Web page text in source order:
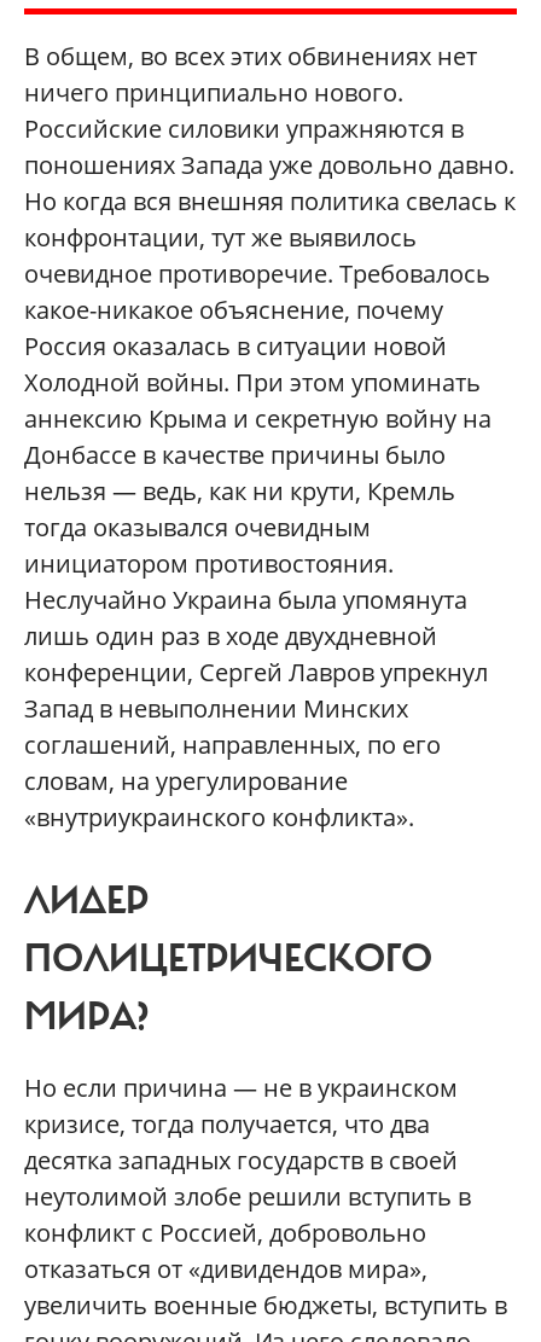
В общем, во всех этих обвинениях нет
ничего принципиально нового.
Российские силовики упражняются в
поношениях Запада уже довольно давно.
Но когда вся внешняя политика свелась к
конфронтации, тут же выявилось
очевидное противоречие. Требовалось
какое-никакое объяснение, почему
Россия оказалась в ситуации новой
Холодной войны. При этом упоминать
аннексию Крыма и секретную войну на
Донбассе в качестве причины было
нельзя — ведь, как ни крути, Кремль
тогда оказывался очевидным
инициатором противостояния.
Неслучайно Украина была упомянута
лишь один раз в ходе двухдневной
конференции, Сергей Лавров упрекнул
Запад в невыполнении Минских
соглашений, направленных, по его
словам, на урегулирование
«внутриукраинского конфликта».
ЛИДЕР
ПОЛИЦЕТРИЧЕСКОГО
МИРА?
Но если причина — не в украинском
кризисе, тогда получается, что два
десятка западных государств в своей
неутолимой злобе решили вступить в
конфликт с Россией, добровольно
отказаться от «дивидендов мира»,
увеличить военные бюджеты, вступить в